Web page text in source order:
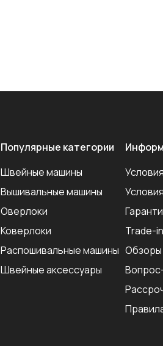
Популярные категории
Швейные машины
Вышивальные машины
Оверлоки
Коверлоки
Распошивальные машины
Швейные аксеcсуары
Trade-in
Обзоры